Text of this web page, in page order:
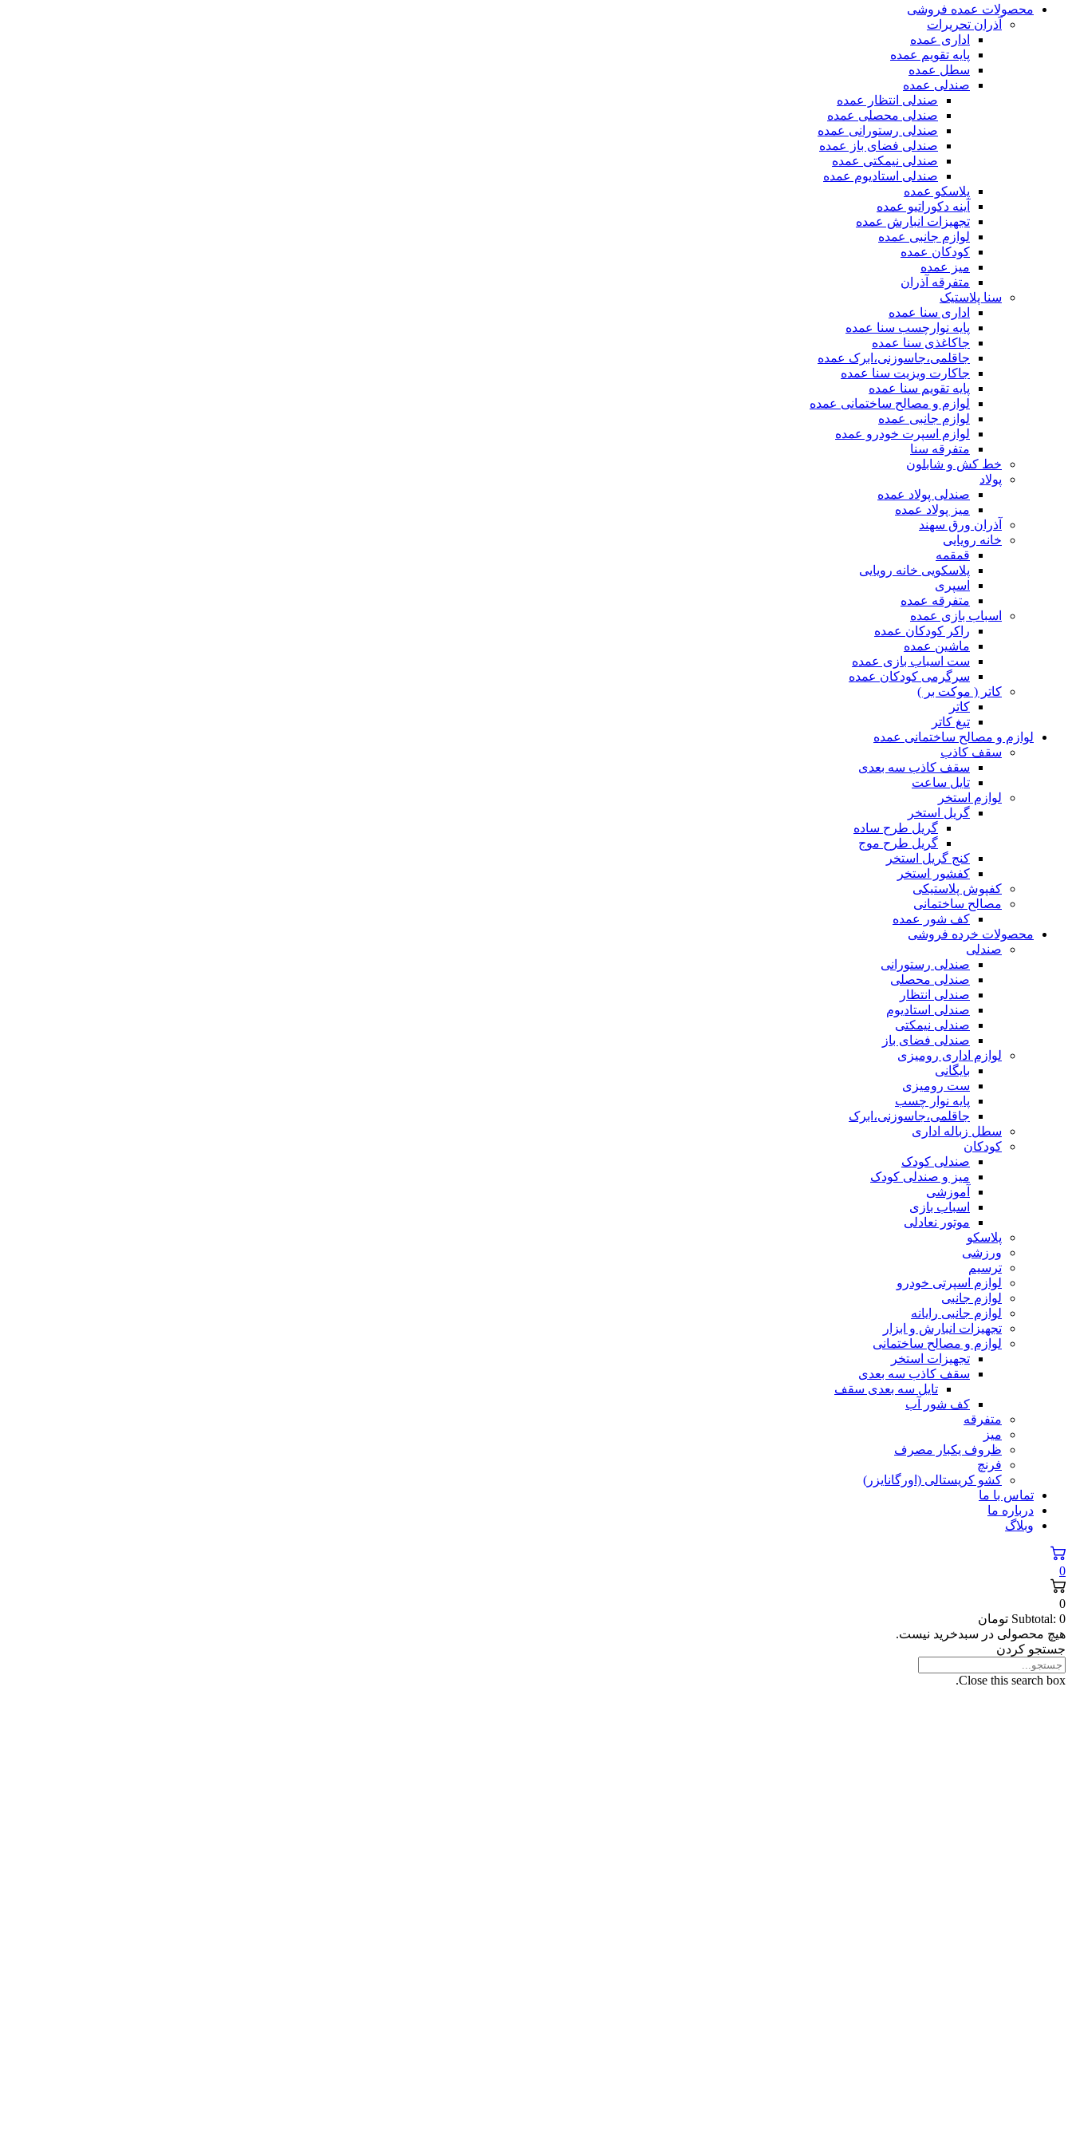
محصولات عمده فروشی
آذران تحریرات
اداری عمده
پایه تقویم عمده
سطل عمده
صندلی عمده
صندلی انتظار عمده
صندلی محصلی عمده
صندلی رستورانی عمده
صندلی فضای باز عمده
صندلی نیمکتی عمده
صندلی استادیوم عمده
پلاسکو عمده
آینه دکوراتیو عمده
تجهیزات انبارش عمده
لوازم جانبی عمده
کودکان عمده
میز عمده
متفرقه آذران
سنا پلاستیک
اداری سنا عمده
پایه نوارچسب سنا عمده
جاکاغذی سنا عمده
جاقلمی،جاسوزنی،ابرک عمده
جاکارت ویزیت سنا عمده
پایه تقویم سنا عمده
لوازم و مصالح ساختمانی عمده
لوازم جانبی عمده
لوازم اسپرت خودرو عمده
متفرقه سنا
خط کش و شابلون
پولاد
صندلی پولاد عمده
میز پولاد عمده
آذران ورق سهند
خانه رویایی
قمقمه
پلاسکویی خانه رویایی
اسپری
متفرقه عمده
اسباب بازی عمده
راکر کودکان عمده
ماشین عمده
ست اسباب بازی عمده
سرگرمی کودکان عمده
کاتر ( موکت بر )
کاتر
تیغ کاتر
لوازم و مصالح ساختمانی عمده
سقف کاذب
سقف کاذب سه بعدی
تایل ساعت
لوازم استخر
گریل استخر
گریل طرح ساده
گریل طرح موج
کنج گریل استخر
کفشور استخر
کفپوش پلاستیکی
مصالح ساختمانی
کف شور عمده
محصولات خرده فروشی
صندلی
صندلی رستورانی
صندلی محصلی
صندلی انتظار
صندلی استادیوم
صندلی نیمکتی
صندلی فضای باز
لوازم اداری رومیزی
بایگانی
ست رومیزی
پایه نوار چسب
جاقلمی،جاسوزنی،ابرک
سطل زباله اداری
کودکان
صندلی کودک
میز و صندلی کودک
آموزشی
اسباب بازی
موتور نعادلی
پلاسکو
ورزشی
ترسیم
لوازم اسپرتی خودرو
لوازم جانبی
لوازم جانبی رایانه
تجهیزات انبارش و ابزار
لوازم و مصالح ساختمانی
تجهیزات استخر
سقف کاذب سه بعدی
تایل سه بعدی سقف
کف شور آب
متفرقه
میز
ظروف یکبار مصرف
فرنچ
کشو کریستالی (اورگانایزر)
تماس با ما
درباره ما
وبلاگ
0
0
Subtotal: 0
تومان
هیچ محصولی در سبدخرید نیست.
جستجو کردن
Close this search box.